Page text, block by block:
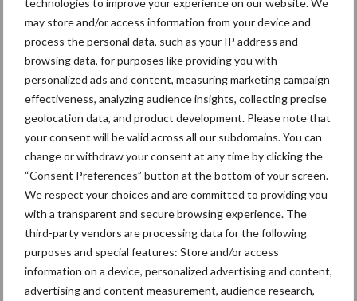
may store and/or access information from your device and
process the personal data, such as your IP address and
browsing data, for purposes like providing you with
personalized ads and content, measuring marketing campaign
effectiveness, analyzing audience insights, collecting precise
geolocation data, and product development. Please note that
your consent will be valid across all our subdomains. You can
change or withdraw your consent at any time by clicking the
“Consent Preferences” button at the bottom of your screen.
We respect your choices and are committed to providing you
with a transparent and secure browsing experience. The
third-party vendors are processing data for the following
purposes and special features: Store and/or access
information on a device, personalized advertising and content,
advertising and content measurement, audience research,
mitsen en maren
Thema's Vakpartners
Coronavirus UVC
Toon meer